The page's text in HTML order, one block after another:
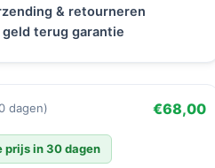
& retourneren
geld terug garantie
dagen) €68,00
prijs in 30 dagen